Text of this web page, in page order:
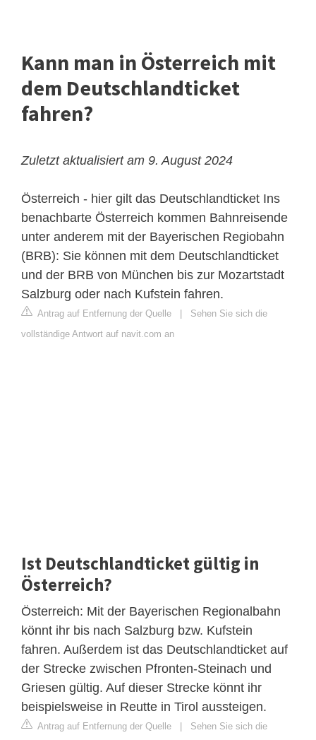
Kann man in Österreich mit
dem Deutschlandticket
fahren?
Zuletzt aktualisiert am 9. August 2024
Österreich - hier gilt das Deutschlandticket Ins
benachbarte Österreich kommen Bahnreisende
unter anderem mit der Bayerischen Regiobahn
(BRB): Sie können mit dem Deutschlandticket
und der BRB von München bis zur Mozartstadt
Salzburg oder nach Kufstein fahren.
Antrag auf Entfernung der Quelle
Sehen Sie sich die
vollständige Antwort auf navit.com an
Ist Deutschlandticket gültig in
Österreich?
Österreich: Mit der Bayerischen Regionalbahn
könnt ihr bis nach Salzburg bzw. Kufstein
fahren. Außerdem ist das Deutschlandticket auf
der Strecke zwischen Pfronten-Steinach und
Griesen gültig. Auf dieser Strecke könnt ihr
beispielsweise in Reutte in Tirol aussteigen.
Antrag auf Entfernung der Quelle
Sehen Sie sich die